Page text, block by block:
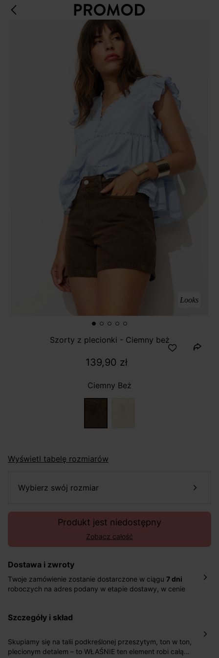
Looks
Szorty z plecionki - Ciemny beż
139,90 zł
Ciemny Beż
Wyświetl tabelę rozmiarów
wybierz swój rozmiar
Produkt jest niedostępny
Zobacz całość
Dostawa i zwroty
Twoje zamówienie zostanie dostarczone w ciągu 7 dni
roboczych na adres podany w etapie dostawy, w cenie
pośrednictwem DHL Express.
roboczych do wybranego przez Ciebie paczkomatu , a
koszt przesyłki wynosi 9,40 zł.
szczegóły i skład
Skupiamy się na talii podkreślonej przeszytym, ton w ton,
plecionym detalem – to WŁAŚNIE ten element robi całą